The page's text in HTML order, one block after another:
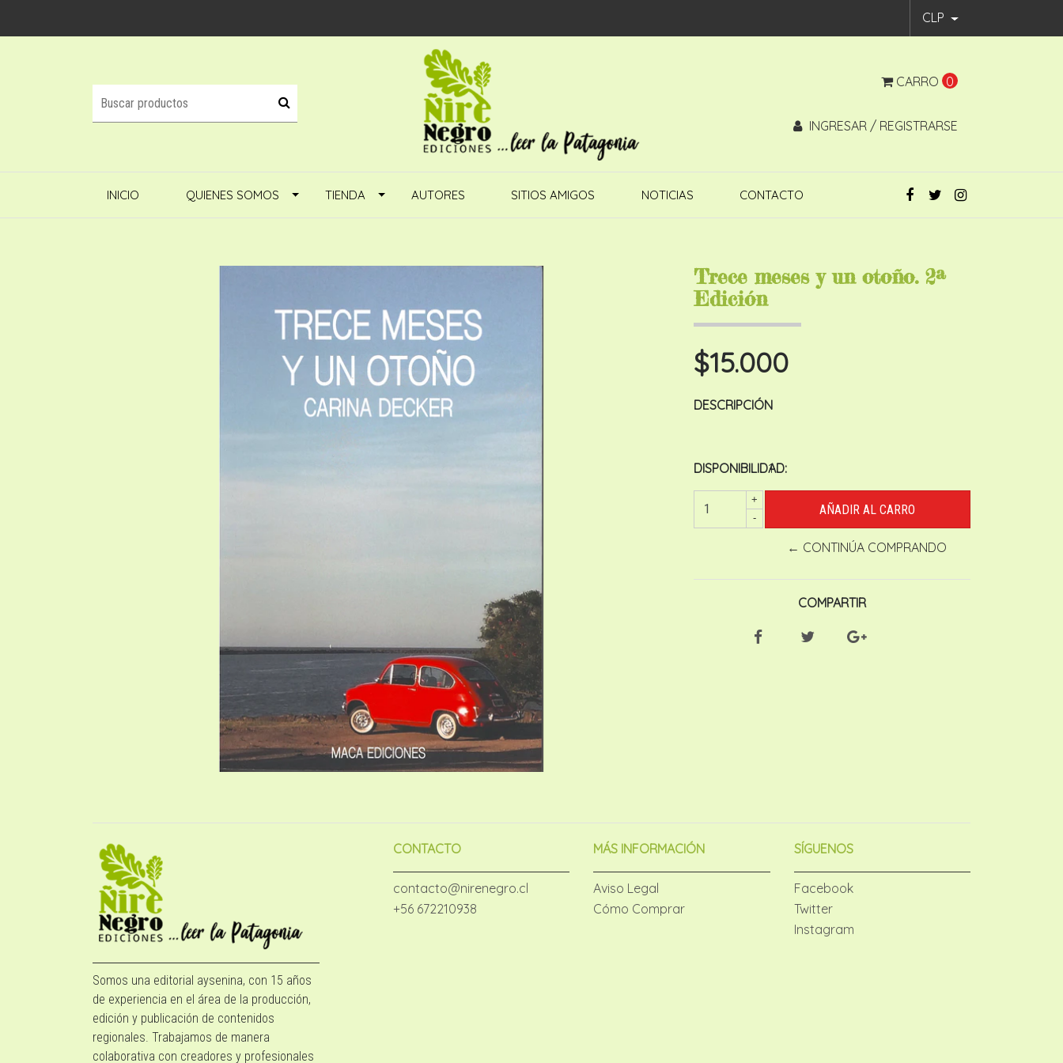
CLP
CARRO 0
INGRESAR / REGISTRARSE
INICIO QUIENES SOMOS TIENDA AUTORES SITIOS AMIGOS NOTICIAS CONTACTO
Trece meses y un otoño. 2ª
Edición
$15.000
DESCRIPCIÓN
DISPONIBILIDAD:
1
+
-
← CONTINÚA COMPRANDO
COMPARTIR
Somos una editorial aysenina, con 15 años
de experiencia en el área de la producción,
edición y publicación de contenidos
regionales. Trabajamos de manera
colaborativa con creadores y profesionales
CONTACTO
contacto@nirenegro.cl
+56 672210938
MÁS INFORMACIÓN
Aviso Legal
Cómo Comprar
SÍGUENOS
Facebook
Twitter
Instagram